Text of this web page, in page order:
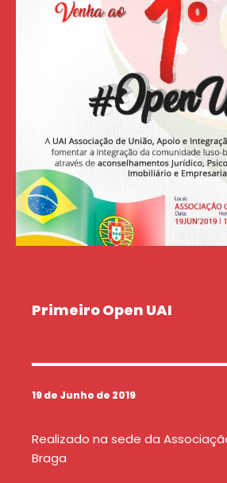
Primeiro Open UAI
19 de Junho de 2019
Realizado na sede da
Braga